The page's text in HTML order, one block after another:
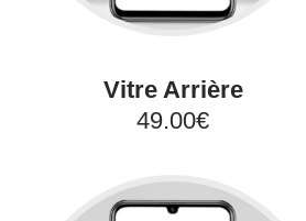
Vitre Arrière
49.00€